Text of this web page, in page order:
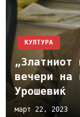
КУЛТУРА
„Златниот
вечери на
Урошевиќ
март 22, 2023